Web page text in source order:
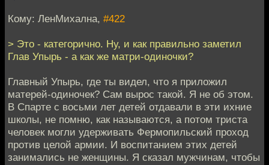
Кому: ЛенМихална, #422
> Это - категорично. Ну, и как правильно заметил
Глав Упырь - а как же матри-одиночки?
Главный Упырь, где ты видел, что я приложил
матерей-одиночек? Сам вырос такой. Я не об этом.
В Спарте с восьми лет детей отдавали в эти ихние
школы, не помню, как называются, а потом триста
человек могли удерживать Фермопильский проход
против целой армии. И воспитанием этих детей
занимались не женщины. Я сказал мужчинам, чтобы